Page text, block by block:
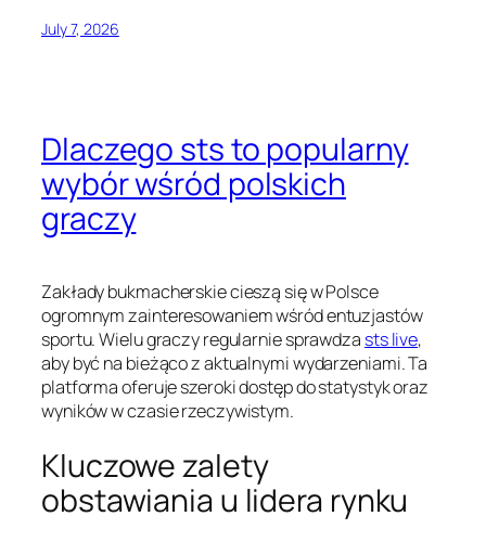
July 7, 2026
Dlaczego sts to popularny
wybór wśród polskich
graczy
Zakłady bukmacherskie cieszą się w Polsce
ogromnym zainteresowaniem wśród entuzjastów
sportu. Wielu graczy regularnie sprawdza sts live,
aby być na bieżąco z aktualnymi wydarzeniami. Ta
platforma oferuje szeroki dostęp do statystyk oraz
wyników w czasie rzeczywistym.
Kluczowe zalety
obstawiania u lidera rynku